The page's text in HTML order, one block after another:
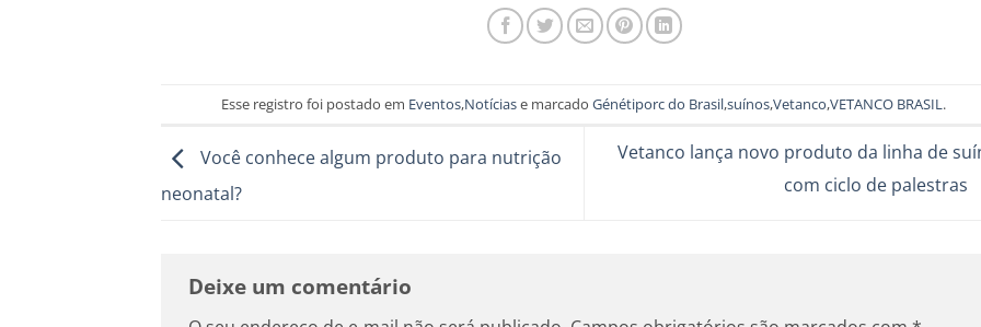
Esse registro foi postado em Eventos,Notíciase marcadoGénétiporc do Brasil,suínos,Vetanco,VETANCO BRASIL.
Você conhece algum produto para nutrição
neonatal?
Vetanco lança novo produto da linha de
com ciclo de palestras
Deixe um comentário